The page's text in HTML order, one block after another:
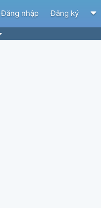
Đăng nhập Đăng ký